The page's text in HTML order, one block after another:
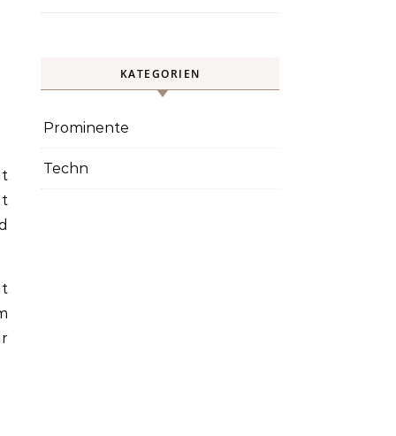
KATEGORIEN
Prominente
Techn